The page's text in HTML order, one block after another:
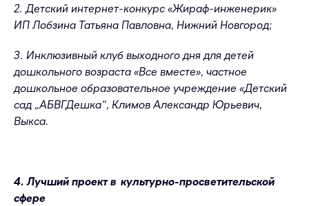
2. Детский интернет-конкурс «Жираф-инженерик»
ИП Лобзина Татьяна Павловна, Нижний Новгород;
3. Инклюзивный клуб выходного дня для детей
дошкольного возраста «Все вместе», частное
дошкольное образовательное учреждение «Детский
сад „АБВГДешка“, Климов Александр Юрьевич,
Выкса.
4. Лучший проект в культурно-просветительской
сфере